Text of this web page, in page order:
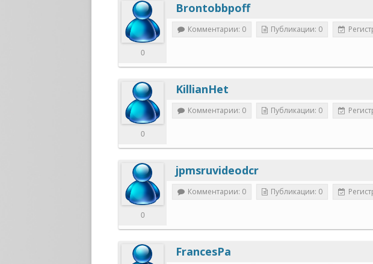
Brontobbpoff
0
Комментарии: 0 Публикации: 0
KillianHet
0
Комментарии: 0 Публикации: 0
jpmsruvideodcr
0
Комментарии: 0 Публикации: 0
FrancesPa